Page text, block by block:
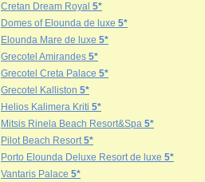
Cretan Dream Royal 5*
Domes of Elounda de luxe 5*
Elounda Mare de luxe 5*
Grecotel Amirandes 5*
Grecotel Creta Palace 5*
Grecotel Kalliston 5*
Helios Kalimera Kriti 5*
Mitsis Rinela Beach Resort&Spa 5*
Pilot Beach Resort5*
Porto Elounda Deluxe Resort de luxe 5*
Vantaris Palace 5*